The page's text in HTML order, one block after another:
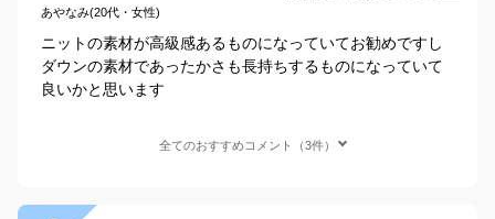
あやなみ(20代・女性)
ニットの素材が高級感あるものになっていてお勧めですし
ダウンの素材であったかさも長持ちするものになっていて
良いかと思います
全てのおすすめコメント（3件）